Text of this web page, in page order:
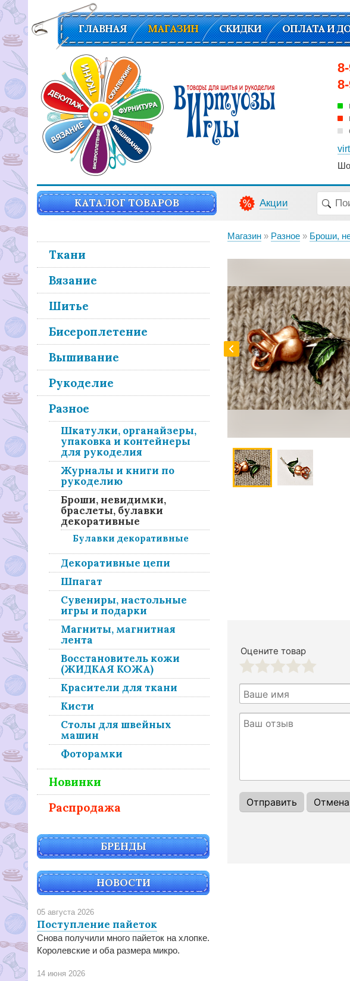
ГЛАВНАЯ МАГАЗИН СКИДКИ ОПЛАТА И
КАТАЛОГ ТОВАРОВ Акции
Ткани
Вязание
Шитье
Бисероплетение
Вышивание
Рукоделие
Разное
Шкатулки, органайзеры,
упаковка и контейнеры
для рукоделия
Журналы и книги по
рукоделию
Броши, невидимки,
браслеты, булавки
декоративные
Булавки декоративные
Декоративные цепи
Шпагат
Сувениры, настольные
игры и подарки
Магниты, магнитная
лента
Восстановитель кожи
(ЖИДКАЯ КОЖА)
Красители для ткани
Кисти
Столы для швейных
машин
Фоторамки
Новинки
Распродажа
БРЕНДЫ
НОВОСТИ
05 августа 2026
Поступление пайеток
Снова получили много пайеток на хлопке.
Королевские и оба размера микро.
14 июня 2026
Магазин Разное Броши,
Оцените товар